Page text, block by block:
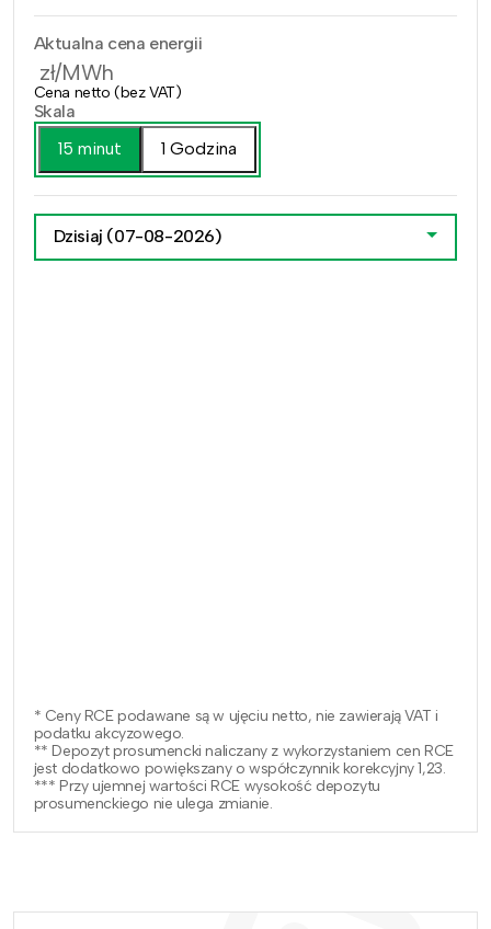
Aktualna cena energii
zł/MWh
Cena netto (bez VAT)
Skala
15 minut
1 Godzina
Dzisiaj (07-08-2026)
* Ceny RCE podawane są w ujęciu netto, nie zawierają VAT i
podatku akcyzowego.
** Depozyt prosumencki naliczany z wykorzystaniem cen RCE
jest dodatkowo powiększany o współczynnik korekcyjny 1,23.
*** Przy ujemnej wartości RCE wysokość depozytu
prosumenckiego nie ulega zmianie.